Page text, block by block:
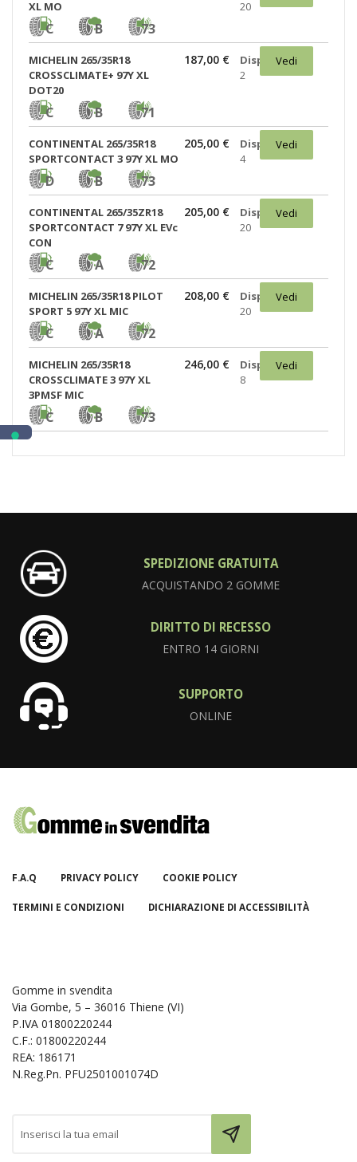
XL MO
C B 73
20
MICHELIN 265/35R18
CROSSCLIMATE+ 97Y XL
DOT20
C B 71
187,00 €
Disponibili:
2
Vedi
CONTINENTAL 265/35R18
SPORTCONTACT 3 97Y XL MO
D B 73
205,00 €
Disponibili:
4
Vedi
CONTINENTAL 265/35ZR18
SPORTCONTACT 7 97Y XL EVc
CON
C A 72
205,00 €
Disponibili:
20
Vedi
MICHELIN 265/35R18 PILOT
SPORT 5 97Y XL MIC
C A 72
208,00 €
Disponibili:
20
Vedi
MICHELIN 265/35R18
CROSSCLIMATE 3 97Y XL
3PMSF MIC
C B 73
246,00 €
Disponibili:
8
Vedi
SPEDIZIONE GRATUITA
ACQUISTANDO 2 GOMME
DIRITTO DI RECESSO
ENTRO 14 GIORNI
SUPPORTO
ONLINE
F.A.Q PRIVACY POLICY COOKIE POLICY
TERMINI E CONDIZIONI DICHIARAZIONE DI ACCESSIBILITÀ
Gomme in svendita
Via Gombe, 5 – 36016 Thiene (VI)
P.IVA 01800220244
C.F.: 01800220244
REA: 186171
N.Reg.Pn. PFU2501001074D